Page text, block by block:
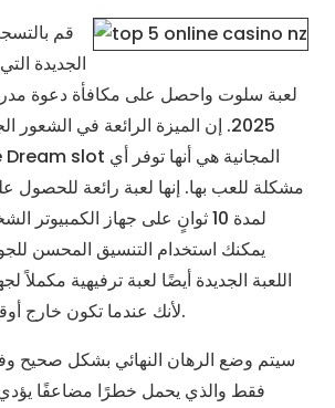
قم
الجديدة
لعبة سلوت واحصل على مكافأة دعوة
2025. إن الميزة الرائعة في الشعور
مشكلة للعب بها. إنها لعبة رائعة للحصول
لمدة 10 ثوانٍ على جهاز
يمكنك استخدام التنسيق المحسن
اللعبة الجديدة أيضًا لعبة ترفيهية مكملاً
لأنك عندما تكون خارج أوقات المساء الجديدة.
سيتم وضع الرهان النهائي بشكل صحيح